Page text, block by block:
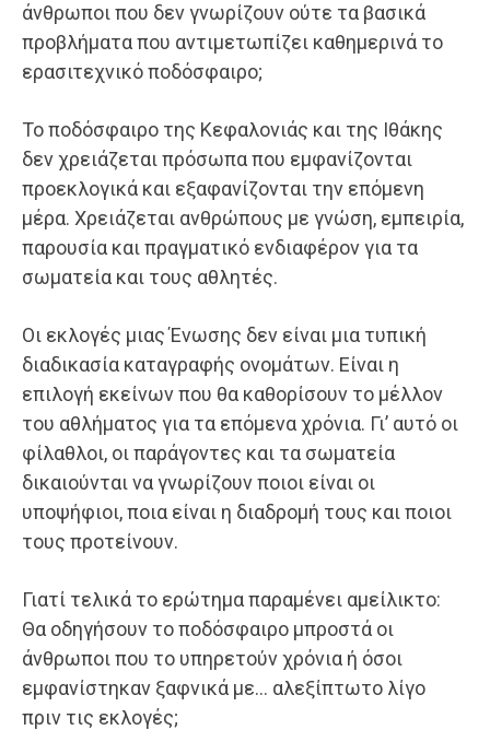
άνθρωποι που δεν γνωρίζουν ούτε τα βασικά
προβλήματα που αντιμετωπίζει καθημερινά το
ερασιτεχνικό ποδόσφαιρο;
Το ποδόσφαιρο της Κεφαλονιάς και της Ιθάκης
δεν χρειάζεται πρόσωπα που εμφανίζονται
προεκλογικά και εξαφανίζονται την επόμενη
μέρα. Χρειάζεται ανθρώπους με γνώση, εμπειρία,
παρουσία και πραγματικό ενδιαφέρον για τα
σωματεία και τους αθλητές.
Οι εκλογές μιας Ένωσης δεν είναι μια τυπική
διαδικασία καταγραφής ονομάτων. Είναι η
επιλογή εκείνων που θα καθορίσουν το μέλλον
του αθλήματος για τα επόμενα χρόνια. Γι’ αυτό οι
φίλαθλοι, οι παράγοντες και τα σωματεία
δικαιούνται να γνωρίζουν ποιοι είναι οι
υποψήφιοι, ποια είναι η διαδρομή τους και ποιοι
τους προτείνουν.
Γιατί τελικά το ερώτημα παραμένει αμείλικτο:
Θα οδηγήσουν το ποδόσφαιρο μπροστά οι
άνθρωποι που το υπηρετούν χρόνια ή όσοι
εμφανίστηκαν ξαφνικά με… αλεξίπτωτο λίγο
πριν τις εκλογές;